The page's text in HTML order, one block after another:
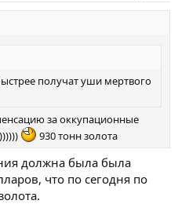
получат уши мертвого
за оккупационные
930 тонн золота
должна была была
что по сегодня по